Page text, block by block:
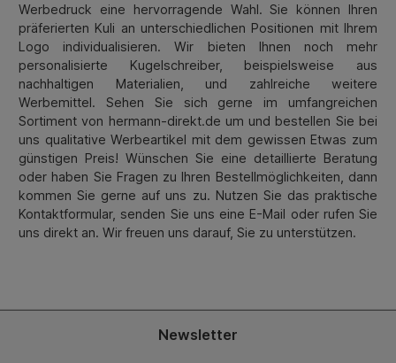
Werbedruck eine hervorragende Wahl. Sie können Ihren
präferierten Kuli an unterschiedlichen Positionen mit Ihrem
Logo individualisieren. Wir bieten Ihnen noch mehr
personalisierte Kugelschreiber, beispielsweise aus
nachhaltigen Materialien, und zahlreiche weitere
Werbemittel. Sehen Sie sich gerne im umfangreichen
Sortiment von hermann-direkt.de um und bestellen Sie bei
uns qualitative Werbeartikel mit dem gewissen Etwas zum
günstigen Preis! Wünschen Sie eine detaillierte Beratung
oder haben Sie Fragen zu Ihren Bestellmöglichkeiten, dann
kommen Sie gerne auf uns zu. Nutzen Sie das praktische
Kontaktformular, senden Sie uns eine E-Mail oder rufen Sie
uns direkt an. Wir freuen uns darauf, Sie zu unterstützen.
Newsletter